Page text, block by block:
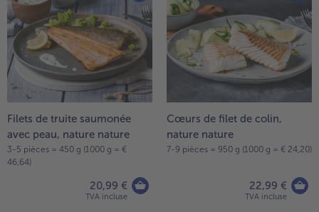
Filets de truite saumonée
avec peau, nature nature
3-5 pièces = 450 g (1000 g = €
46,64)
20,99 €
TVA incluse
Cœurs de filet de colin,
nature nature
7-9 pièces = 950 g (1000 g = € 24,20)
22,99 €
TVA incluse